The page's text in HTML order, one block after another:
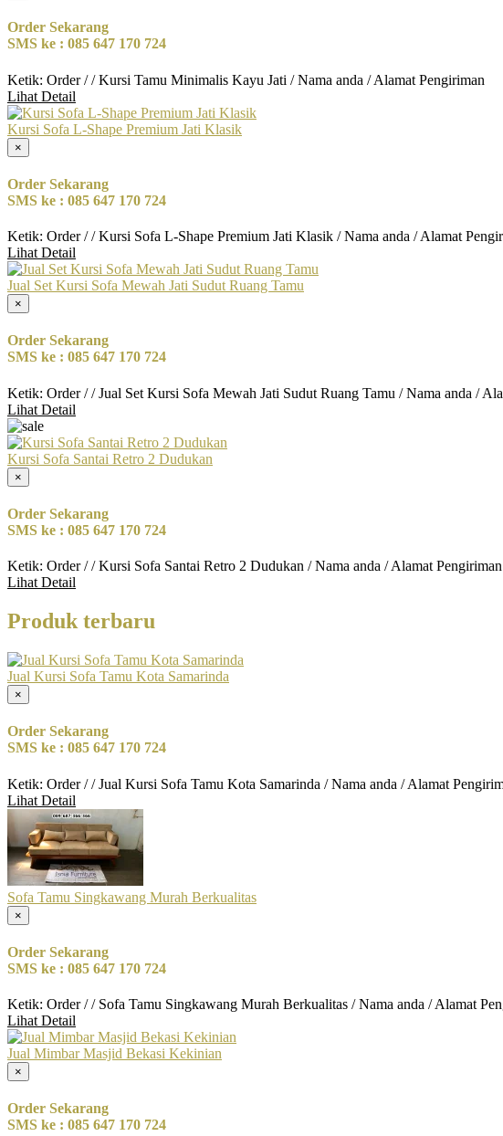
Order Sekarang
SMS ke : 085 647 170 724
Ketik: Order / / Kursi Tamu Minimalis Kayu Jati / Nama anda / Alamat Pengiriman
Lihat Detail
Kursi Sofa L-Shape Premium Jati Klasik
×
Order Sekarang
SMS ke : 085 647 170 724
Ketik: Order / / Kursi Sofa L-Shape Premium Jati Klasik / Nama anda / Alamat
Lihat Detail
Jual Set Kursi Sofa Mewah Jati Sudut Ruang Tamu
×
Order Sekarang
SMS ke : 085 647 170 724
Ketik: Order / / Jual Set Kursi Sofa Mewah Jati Sudut Ruang Tamu / Nama anda /
Lihat Detail
Kursi Sofa Santai Retro 2 Dudukan
×
Order Sekarang
SMS ke : 085 647 170 724
Ketik: Order / / Kursi Sofa Santai Retro 2 Dudukan / Nama anda / Alamat Pengiriman
Lihat Detail
Produk terbaru
Jual Kursi Sofa Tamu Kota Samarinda
×
Order Sekarang
SMS ke : 085 647 170 724
Ketik: Order / / Jual Kursi Sofa Tamu Kota Samarinda / Nama anda / Alamat
Lihat Detail
Sofa Tamu Singkawang Murah Berkualitas
×
Order Sekarang
SMS ke : 085 647 170 724
Ketik: Order / / Sofa Tamu Singkawang Murah Berkualitas / Nama anda / Alamat
Lihat Detail
Jual Mimbar Masjid Bekasi Kekinian
×
Order Sekarang
SMS ke : 085 647 170 724